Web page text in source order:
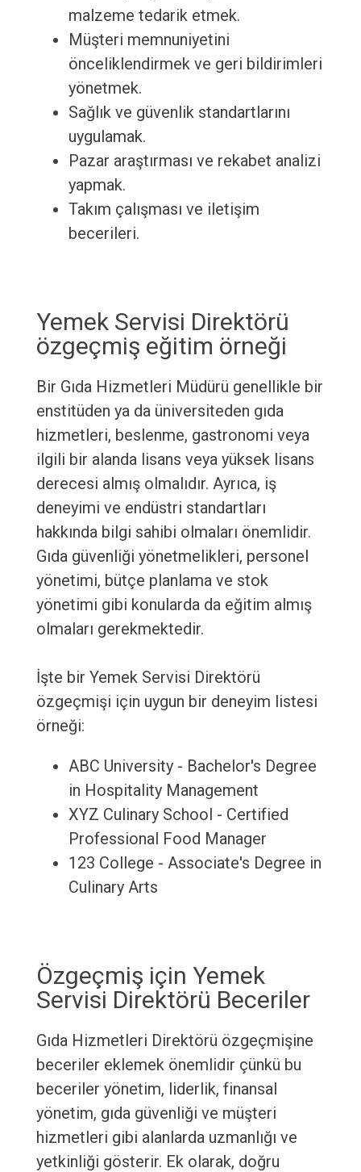
malzeme tedarik etmek.
Müşteri memnuniyetini
önceliklendirmek ve geri bildirimleri
yönetmek.
Sağlık ve güvenlik standartlarını
uygulamak.
Pazar araştırması ve rekabet analizi
yapmak.
Takım çalışması ve iletişim
becerileri.
Yemek Servisi Direktörü
özgeçmiş eğitim örneği
Bir Gıda Hizmetleri Müdürü genellikle bir
enstitüden ya da üniversiteden gıda
hizmetleri, beslenme, gastronomi veya
ilgili bir alanda lisans veya yüksek lisans
derecesi almış olmalıdır. Ayrıca, iş
deneyimi ve endüstri standartları
hakkında bilgi sahibi olmaları önemlidir.
Gıda güvenliği yönetmelikleri, personel
yönetimi, bütçe planlama ve stok
yönetimi gibi konularda da eğitim almış
olmaları gerekmektedir.
İşte bir Yemek Servisi Direktörü
özgeçmişi için uygun bir deneyim listesi
örneği:
ABC University - Bachelor's Degree
in Hospitality Management
XYZ Culinary School - Certified
Professional Food Manager
123 College - Associate's Degree in
Culinary Arts
Özgeçmiş için Yemek
Servisi Direktörü Beceriler
Gıda Hizmetleri Direktörü özgeçmişine
beceriler eklemek önemlidir çünkü bu
beceriler yönetim, liderlik, finansal
yönetim, gıda güvenliği ve müşteri
hizmetleri gibi alanlarda uzmanlığı ve
yetkinliği gösterir. Ek olarak, doğru